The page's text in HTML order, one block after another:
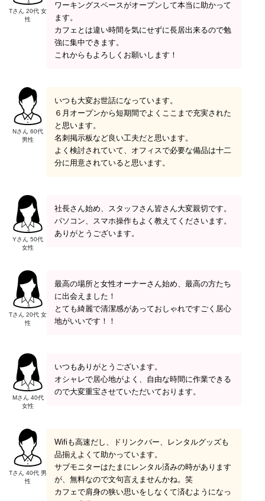
Tさん 20代 女
性
ワーキングスペースがオープンして本当に助かって
ます。
カフェとは違い時間を気にせずに長居出来るので勉
強に集中できます。
これからもよろしくお願いします！
Nさん 60代
男性
いつも大変お世話になっています。
６月オープンから短期間でよくここまで充実された
と思います。
名刺掲示板など良い工夫だと思います。
よく検討されていて、オフィスで必要な備品は十二
分に用意されていると思います。
Yさん 50代
女性
社長さん始め、スタッフさん皆さん大変親切です。
パソコン、スマホ操作もよく教えてくださいます。
ありがとうございます。
Tさん 20代 女
性
最高の場所と女性オーナーさん始め、最高の方たち
に出会えました！
とても綺麗で清潔感があっておしゃれですごく居心
地がいいです！！
Mさん 40代
女性
いつもありがとうございます。
オシャレで居心地がよく、自由な時間に作業できる
ので大変重宝させていただいております。
Tさん 40代 男
性
Wifiも高速だし、ドリンクバー、レンタルグッズも
品揃えよくて助かっています。
サブモニターはたまにレンタル済みの時があります
が、無料なので文句言えませんかね。笑
カフェで肩身の狭い思いをしなくて済むようになっ